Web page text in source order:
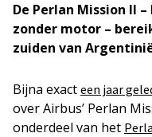
De Perlan Mission II
zonder motor –
zuiden van
Bijna exact een jaar
over Airbus’ Perlan
onderdeel van het